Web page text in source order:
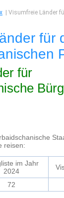
Visumfreie Länder
für
für
reisen:
im Jahr
2024
72